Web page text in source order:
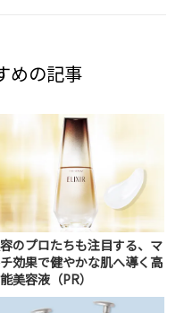
めの記事
のプロたちも注目する、マ
効果で健やかな肌へ導く高
美容液（PR）